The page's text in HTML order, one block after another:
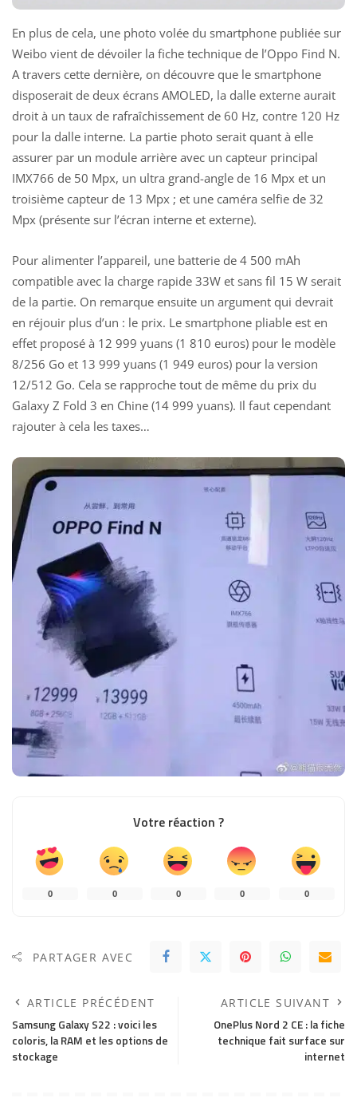
En plus de cela, une photo volée du smartphone publiée sur
Weibo vient de dévoiler la fiche technique de l’Oppo Find N.
A travers cette dernière, on découvre que le smartphone
disposerait de deux écrans AMOLED, la dalle externe aurait
droit à un taux de rafraîchissement de 60 Hz, contre 120 Hz
pour la dalle interne. La partie photo serait quant à elle
assurer par un module arrière avec un capteur principal
IMX766 de 50 Mpx, un ultra grand-angle de 16 Mpx et un
troisième capteur de 13 Mpx ; et une caméra selfie de 32
Mpx (présente sur l’écran interne et externe).
Pour alimenter l’appareil, une batterie de 4 500 mAh
compatible avec la charge rapide 33W et sans fil 15 W serait
de la partie. On remarque ensuite un argument qui devrait
en réjouir plus d’un : le prix. Le smartphone pliable est en
effet proposé à 12 999 yuans (1 810 euros) pour le modèle
8/256 Go et 13 999 yuans (1 949 euros) pour la version
12/512 Go. Cela se rapproche tout de même du prix du
Galaxy Z Fold 3 en Chine (14 999 yuans). Il faut cependant
rajouter à cela les taxes…
Votre réaction ?
0 0 0 0 0
PARTAGER AVEC
ARTICLE PRÉCÉDENT
Samsung Galaxy S22 : voici les
coloris, la RAM et les options de
stockage
ARTICLE SUIVANT
OnePlus Nord 2 CE : la fiche
technique fait surface sur
internet